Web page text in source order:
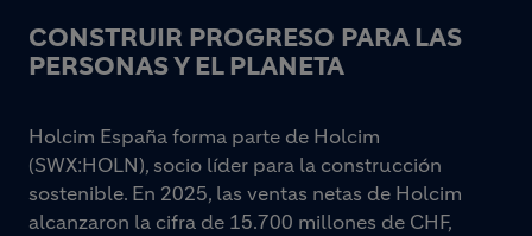
CONSTRUIR PROGRESO PARA LAS
PERSONAS Y EL PLANETA
Holcim España forma parte de Holcim
(SWX:HOLN), socio líder para la construcción
sostenible. En 2025, las ventas netas de Holcim
alcanzaron la cifra de 15.700 millones de CHF,